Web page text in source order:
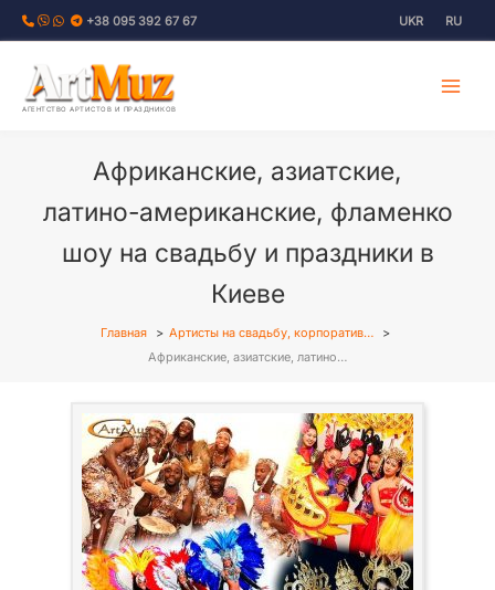
Перейти
+38 095 392 67 67 UKR RU
АГЕНТСТВО АРТИСТОВ И ПРАЗДНИКОВ
Африканские, азиатские,
латино-американские, фламенко
шоу на свадьбу и праздники в
Киеве
Главная
Артисты на свадьбу, корпоратив…
Африканские, азиатские, латино…